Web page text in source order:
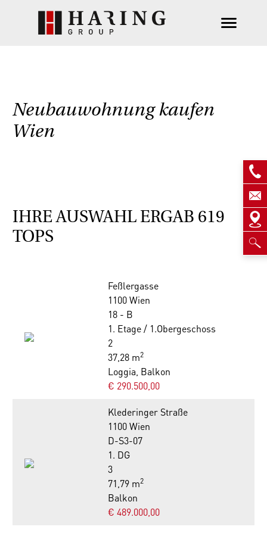
Neubauwohnung kaufen
Wien
IHRE AUSWAHL ERGAB 619
TOPS
Feßlergasse
1100 Wien
18 - B
1. Etage / 1.Obergeschoss
2
37,28 m2
Loggia, Balkon
€ 290.500,00
Klederinger Straße
1100 Wien
D-S3-07
1. DG
3
71,79 m2
Balkon
€ 489.000,00